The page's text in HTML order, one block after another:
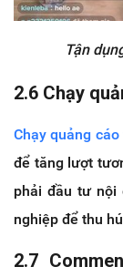
Tận
2.6 Chạy
Chạy quảng
để tăng lượt
phải đầu tư nội
nghiệp để thu
2.7